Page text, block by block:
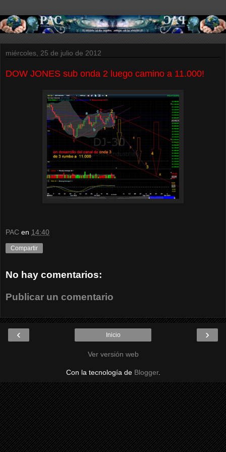
miércoles, 25 de julio de 2012
DOW JONES sub onda 2 luego camino a 11.000!
PAC en 14:40
Compartir
No hay comentarios:
Publicar un comentario
‹ ›
Inicio
Ver versión web
Con la tecnología de Blogger.